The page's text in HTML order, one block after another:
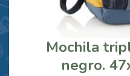
Mochila
negro.